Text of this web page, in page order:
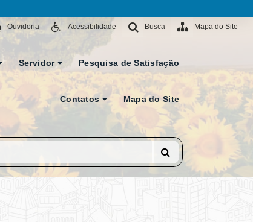
Mapa do Site
Busca
Acessibilidade
Ouvidoria
Servidor Pesquisa de Satisfação
Contatos Mapa do Site